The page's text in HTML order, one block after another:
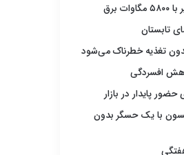
برق
تابستان
تغذیه خطرناک می‌شود
کاهش افسردگی
پایدار در بازار
با یک حسگر بدون